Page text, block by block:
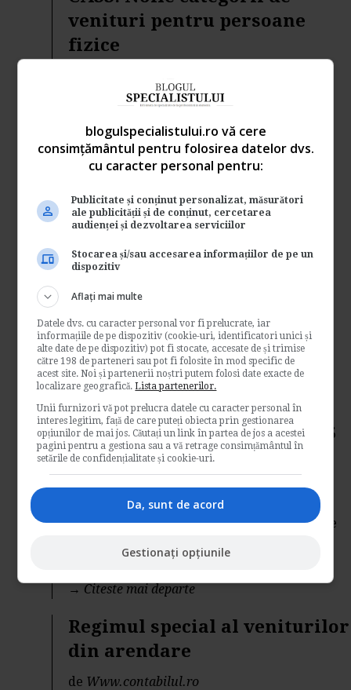
venituri pentru persoane
fizice
Referitor la plata CASS aferenta veniturilor
obtinute de persoanele fizice, va reamintim
care sunt...
Contabilitate si fiscalitate
Citeste mai departe
Noi modele de declaratii
contributiile sociale
deWww.fiscalitatea.ro
administrare a contributiilor sociale
obligatorii datorate...
Contabilitate si fiscalitate
→Citeste mai departe
Noile modificari CAS si CASS
valabile de la 1 iulie
deWww.contabilul.ro
Va prezentam mai jos care sunt noile
modificari in ce priveste contributiile sociale
Contabilitate si fiscalitate
→ Citeste mai departe
Regimul special al veniturilor
din arendare
de Www.contabilul.ro
blogulspecialistului.ro vă cere
consimțământul pentru folosirea datelor dvs.
cu caracter personal pentru:
Publicitate și conținut personalizat, măsurători
ale publicității și de conținut, cercetarea
audienței și dezvoltarea serviciilor
Stocarea și/sau accesarea informațiilor de pe un
dispozitiv
Aflați mai multe
Datele dvs. cu caracter personal vor fi prelucrate, iar
informațiile de pe dispozitiv (cookie-uri, identificatori unici și
alte date de pe dispozitiv) pot fi stocate, accesate de și trimise
către 198 de parteneri sau pot fi folosite în mod specific de
acest site. Noi și partenerii noștri putem folosi date exacte de
localizare geografică.Lista partenerilor.
Unii furnizori vă pot prelucra datele cu caracter personal în
interes legitim, față de care puteți obiecta prin gestionarea
opțiunilor de mai jos. Căutați un link în partea de jos a acestei
pagini pentru a gestiona sau a vă retrage consimțământul în
setările de confidențialitate și cookie-uri.
Da, sunt de acord
Gestionați opțiunile